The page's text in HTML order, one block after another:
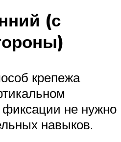
(с
крепежа
не нужно
навыков.